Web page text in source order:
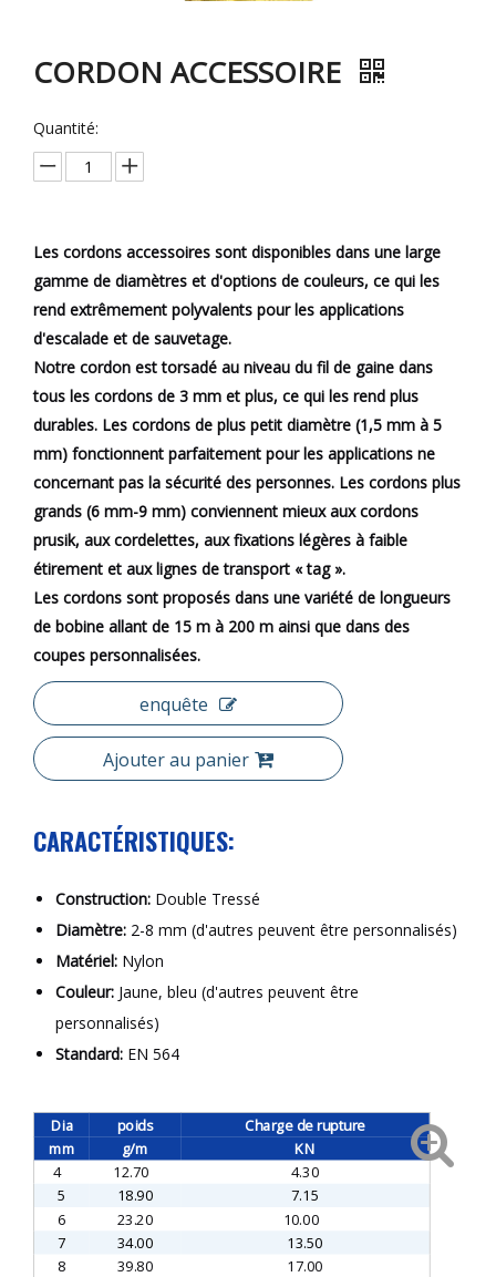
CORDON ACCESSOIRE
Quantité:
Les cordons accessoires sont disponibles dans une large
gamme de diamètres et d'options de couleurs, ce qui les
rend extrêmement polyvalents pour les applications
d'escalade et de sauvetage.
Notre cordon est torsadé au niveau du fil de gaine dans
tous les cordons de 3 mm et plus, ce qui les rend plus
durables. Les cordons de plus petit diamètre (1,5 mm à 5
mm) fonctionnent parfaitement pour les applications ne
concernant pas la sécurité des personnes. Les cordons plus
grands (6 mm-9 mm) conviennent mieux aux cordons
prusik, aux cordelettes, aux fixations légères à faible
étirement et aux lignes de transport « tag ».
Les cordons sont proposés dans une variété de longueurs
de bobine allant de 15 m à 200 m ainsi que dans des
coupes personnalisées.
enquête
Ajouter au panier
CARACTÉRISTIQUES:
Construction: Double Tressé
Diamètre: 2-8 mm (d'autres peuvent être personnalisés)
Matériel: Nylon
Couleur: Jaune, bleu (d'autres peuvent être
personnalisés)
Standard: EN 564
Dia poids Charge de rupture
mm g/m
KN
4
12.70
4.30
5
18.90
7.15
6
23.20
10.00
7
34.00
13.50
8
39.80 17.00